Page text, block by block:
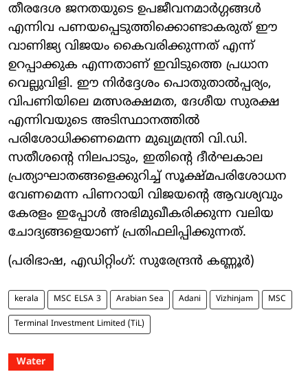
തീരദേശ ജനതയുടെ ഉപജീവനമാർഗ്ഗങ്ങൾ
എന്നിവ പണയപ്പെടുത്തിക്കൊണ്ടാകരുത് ഈ
വാണിജ്യ വിജയം കൈവരിക്കുന്നത് എന്ന്
ഉറപ്പാക്കുക എന്നതാണ് ഇവിടുത്തെ പ്രധാന
വെല്ലുവിളി. ഈ നിർദ്ദേശം പൊതുതാൽപ്പര്യം,
വിപണിയിലെ മത്സരക്ഷമത, ദേശീയ സുരക്ഷ
എന്നിവയുടെ അടിസ്ഥാനത്തിൽ
പരിശോധിക്കണമെന്ന മുഖ്യമന്ത്രി വി.ഡി.
സതീശന്റെ നിലപാടും, ഇതിന്റെ ദീർഘകാല
പ്രത്യാഘാതങ്ങളെക്കുറിച്ച് സൂക്ഷ്മപരിശോധന
വേണമെന്ന പിണറായി വിജയന്റെ ആവശ്യവും
കേരളം ഇപ്പോൾ അഭിമുഖീകരിക്കുന്ന വലിയ
ചോദ്യങ്ങളെയാണ് പ്രതിഫലിപ്പിക്കുന്നത്.
(പരിഭാഷ, എഡിറ്റിംഗ്: സുരേന്ദ്രൻ കണ്ണൂർ)
kerala MSC ELSA 3 Arabian Sea Adani Vizhinjam MSC
Terminal Investment Limited (TiL)
Water